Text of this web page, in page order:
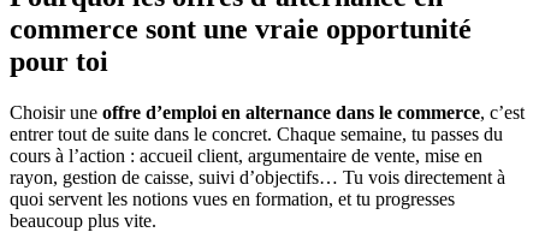
commerce sont une vraie opportunité
pour toi
Choisir une offre d’emploi en alternance dans le commerce, c’est
entrer tout de suite dans le concret. Chaque semaine, tu passes du
cours à l’action : accueil client, argumentaire de vente, mise en
rayon, gestion de caisse, suivi d’objectifs… Tu vois directement à
quoi servent les notions vues en formation, et tu progresses
beaucoup plus vite.